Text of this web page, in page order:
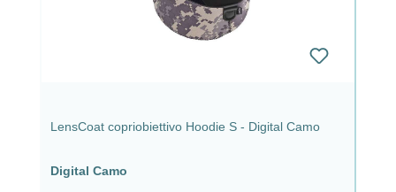
LensCoat copriobiettivo Hoodie S - Digital Camo
Digital Camo